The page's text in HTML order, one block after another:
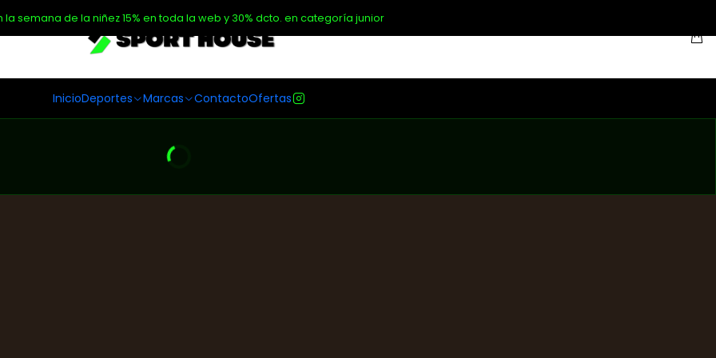
InicioDeportes Marcas ContactoOfertas
la semana de la niñez 15% en toda la web y 30% dcto. en categoría junior